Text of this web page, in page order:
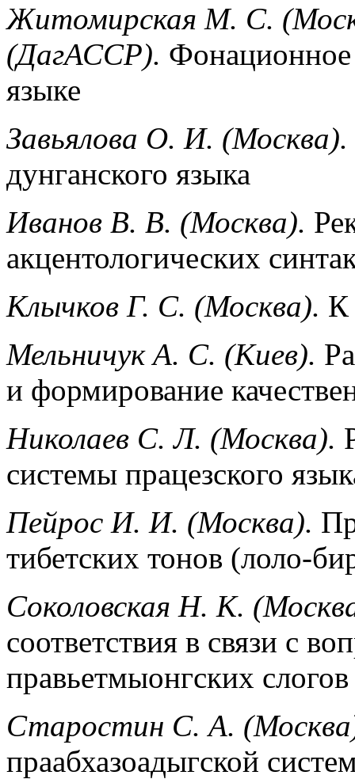
Житомирская М. С.
(ДагАССР). Фонационное
языке
Завьялова О. И. (Москва).
дунганского языка
Иванов В. В. (Москва).
акцентологических
Клычков Г. С. (Москва). К
Мельничук А. С. (Киев).
и формирование
Николаев С. Л. (Москва).
системы працезского
Пейрос И. И. (Москва).
тибетских тонов (лоло-
Соколовская Н. K.
соответствия в связи с
правьетмыонгских слогов
Старостин С. А.
праабхазоадыгской